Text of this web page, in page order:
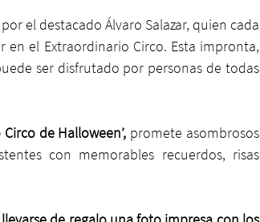
el destacado Álvaro Salazar, quien cada
en el Extraordinario Circo. Esta impronta,
ser disfrutado por personas de todas
de Halloween’, promete asombrosos
con memorables recuerdos, risas